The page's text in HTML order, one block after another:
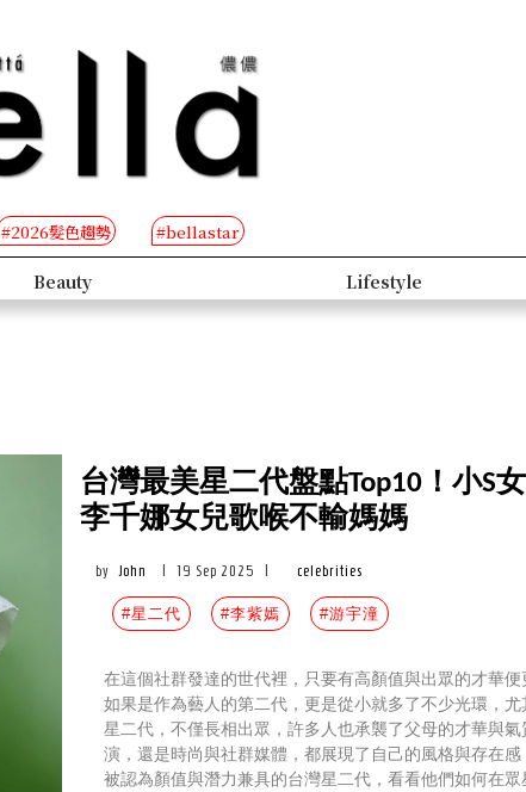
#2026髮色趨勢 #bellastar
Beauty Lifestyle
台灣最美星二代盤點Top10！小S
李千娜女兒歌喉不輸媽媽
by John 19 Sep 2025 celebrities
#星二代 #李紫嫣 #游宇潼
在這個社群發達的世代裡，只要有高顏值與出眾的才華
如果是作為藝人的第二代，更是從小就多了不少光環，
星二代，不僅長相出眾，許多人也承襲了父母的才華與
演，還是時尚與社群媒體，都展現了自己的風格與存在
被認為顏值與潛力兼具的台灣星二代，看看他們如何在眾